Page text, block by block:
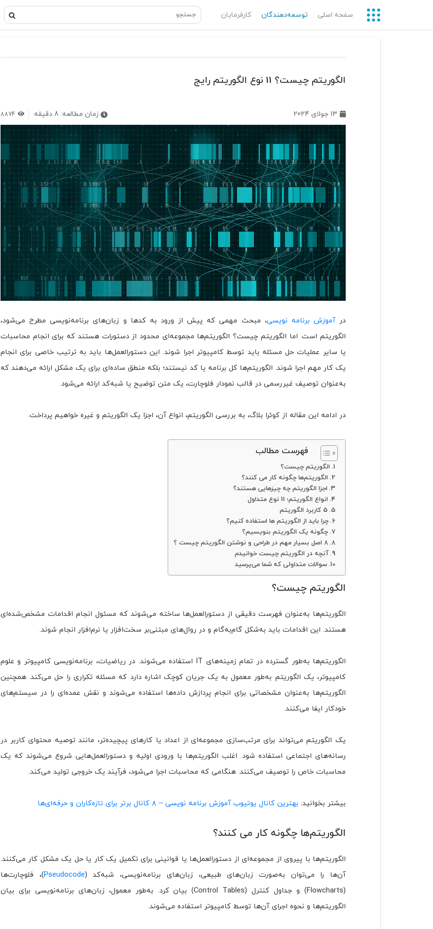
صفحه اصلی توسعه‌دهندگان‌ کارفرمایان
الگوریتم چیست؟ 11 نوع الگوریتم رایج
13 جولای 2024 زمان مطالعه: 8 دقیقه 8874
درآموزش برنامه نویسی، مبحث مهمی که پیش از ورود به کدها و زبان‌های برنامه‌نویسی مطرح می‌شود،
الگوریتم است. اما الگوریتم چیست؟ الگوریتم‌ها مجموعه‌ای محدود از دستورات هستند که برای انجام محاسبات
یا سایر عملیات حل مسئله باید توسط کامپیوتر اجرا شوند. این دستورالعمل‌ها باید به ترتیب خاصی برای انجام
یک کار مهم اجرا شوند. الگوریتم‌ها کل برنامه یا کد نیستند؛ بلکه منطق ساده‌ای برای یک مشکل ارائه می‌دهند که
به‌عنوان توصیف غیررسمی در قالب نمودار فلوچارت، یک متن توضیح یا شبه‌کد ارائه می‌شود.
در ادامه این مقاله از کوئرا بلاگ، به بررسی الگوریتم، انواع آن، اجزا یک الگوریتم و غیره خواهیم پرداخت.
فهرست مطالب
الگوریتم چیست؟
الگوریتم‌ها چگونه کار می کنند؟
اجزا الگوریتم چه چیزهایی هستند؟
انواع الگوریتم؛ 11 نوع متداول
5 کاربرد الگوریتم
چرا باید از الگوریتم ها استفاده کنیم؟
چگونه یک الگوریتم بنویسیم؟
8 اصل بسیار مهم در طراحی و نوشتن الگوریتم چیست ؟
آنچه در الگوریتم چیست خوانیدم
سوالات متداولی که شما می‌پرسید
الگوریتم چیست؟
الگوریتم‌ها به‌عنوان فهرست دقیقی از دستورالعمل‌ها ساخته می‌شوند که مسئول انجام اقدامات مشخص‌شده‌ای
هستند. این اقدامات باید به‌شکل گام‌به‌گام و در روال‌های مبتنی‌بر سخت‌افزار یا نرم‌افزار انجام شوند.
الگوریتم‌ها به‌طور گسترده در تمام زمینه‌های IT استفاده می‌شوند. در ریاضیات، برنامه‌نویسی کامپیوتر و علوم
کامپیوتر، یک الگوریتم به‌طور معمول به یک جریان کوچک اشاره دارد که مسئله تکراری را حل می‌کند. همچنین
الگوریتم‌ها به‌عنوان مشخصاتی برای انجام پردازش داده‌ها استفاده می‌شوند و نقش عمده‌ای را در سیستم‌های
خودکار ایفا می‌کنند.
یک الگوریتم می‌تواند برای مرتب‌سازی مجموعه‌‌ای از اعداد یا کارهای پیچیده‌تر، مانند توصیه محتوای کاربر در
رسانه‌های اجتماعی استفاده شود. اغلب الگوریتم‌ها با ورودی اولیه و دستورالعمل‌هایی شروع می‌شوند که یک
محاسبات خاص را توصیف می‌کنند. هنگامی که محاسبات اجرا می‌شود، فرآیند یک خروجی تولید می‌کند.
بیشتر بخوانید: بهترین کانال یوتیوب آموزش برنامه نویسی – ۸ کانال برتر برای تازه‌کاران و حرفه‌ای‌ها
الگوریتم‌ها چگونه کار می کنند؟
الگوریتم‌ها با پیروی از مجموعه‌ای از دستورالعمل‌ها یا قوانینی برای تکمیل یک کار یا حل یک مشکل کار می‌کنند.
آن‌ها را می‌توان به‌صورت زبان‌های طبیعی، زبان‌های برنامه‌نویسی، شبه‌کد (Pseudocode)، فلوچارت‌ها
(Flowcharts) و جداول کنترل (Control Tables) بیان کرد. به‌طور معمول، زبان‌های برنامه‌نویسی برای بیان
الگوریتم‌ها و نحوه اجرای آن‌ها توسط کامپیوتر استفاده می‌شوند.